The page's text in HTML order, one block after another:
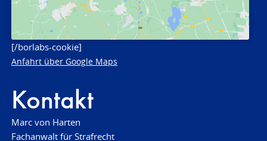
[/borlabs-cookie]
Anfahrt über Google Maps
Kontakt
Marc von Harten
Fachanwalt für Strafrecht